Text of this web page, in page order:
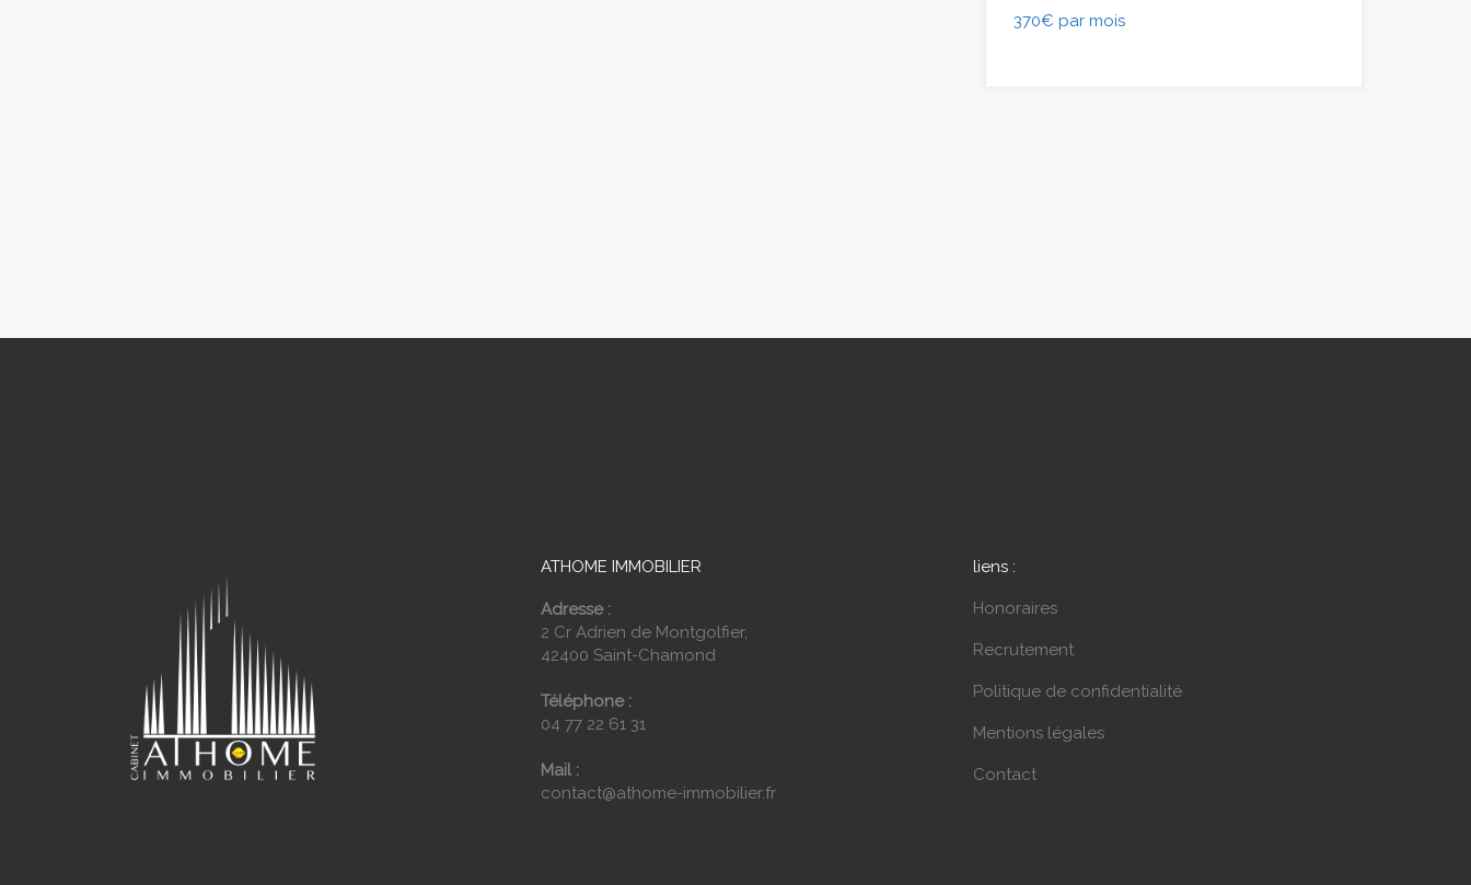
370€ par mois
ATHOME IMMOBILIER
Adresse :
2 Cr Adrien de Montgolfier,
42400 Saint-Chamond
Téléphone :
04 77 22 61 31
Mail :
contact@athome-immobilier.fr
liens :
Honoraires
Recrutement
Politique de confidentialité
Mentions légales
Contact